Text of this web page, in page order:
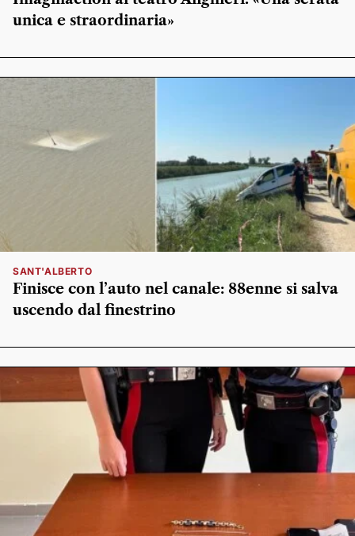
unica e straordinaria»
SANT'ALBERTO
Finisce con l’auto nel canale: 88enne si salva
uscendo dal finestrino